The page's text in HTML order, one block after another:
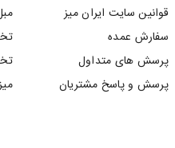
قوانین سایت ایران میز
سفارش عمده
پرسش های متداول
پرسش و پاسخ مشتریان